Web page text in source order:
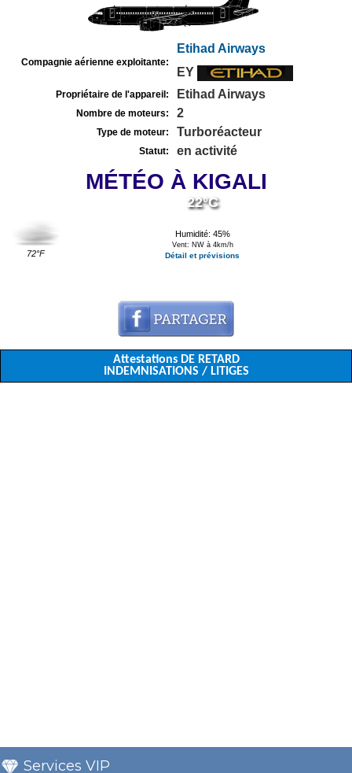
Compagnie aérienne exploitante:
Etihad Airways
EY
Propriétaire de l'appareil: Etihad Airways
Nombre de moteurs: 2
Type de moteur: Turboréacteur
Statut: en activité
MÉTÉO À KIGALI
72°F
22°C
Humidité: 45%
Vent: NW à 4km/h
Détail et prévisions
Attestations DE RETARD
INDEMNISATIONS / LITIGES
Services VIP